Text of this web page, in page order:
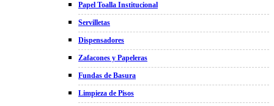
Papel Toalla Institucional
Servilletas
Dispensadores
Zafacones y Papeleras
Fundas de Basura
Limpieza de Pisos